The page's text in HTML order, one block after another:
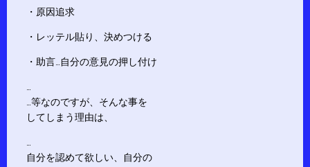
・原因追求
・レッテル貼り、決めつける
・助言…自分の意見の押し付け
…等なのですが、そんな事を
してしまう理由は、
自分を認めて欲しい、自分の